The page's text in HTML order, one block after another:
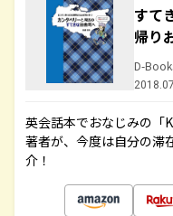
すて
帰り
D-
英会話本でおなじみの「
著者が、今度は自分の滞
介！